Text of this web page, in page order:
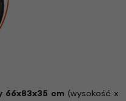
66x83x35 cm (wysokość x